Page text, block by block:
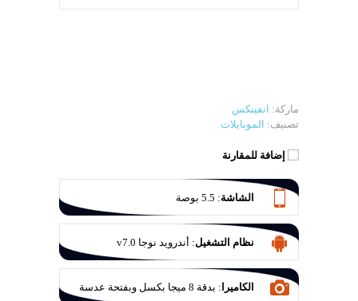
ماركة: انفينكس
تصنيف: الموبايلات
إضافة للمقارنة
الشاشة: 5.5 بوصة
نظام التشغيل: أندرويد نوجا v7.0
الكاميرا:
بدقة 8 ميجا بكسل وبفتحة عدسة